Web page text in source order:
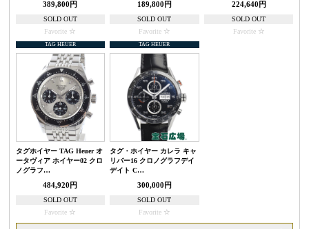
389,800円
SOLD OUT
Favorite
189,800円
SOLD OUT
Favorite
224,640円
SOLD OUT
Favorite
TAG HEUER
タグホイヤー TAG Heuer オ
ータヴィア ホイヤー02 クロ
ノグラフ…
484,920円
SOLD OUT
Favorite
TAG HEUER
タグ・ホイヤー カレラ キャ
リバー16 クロノグラフデイ
デイト C…
300,000円
SOLD OUT
Favorite